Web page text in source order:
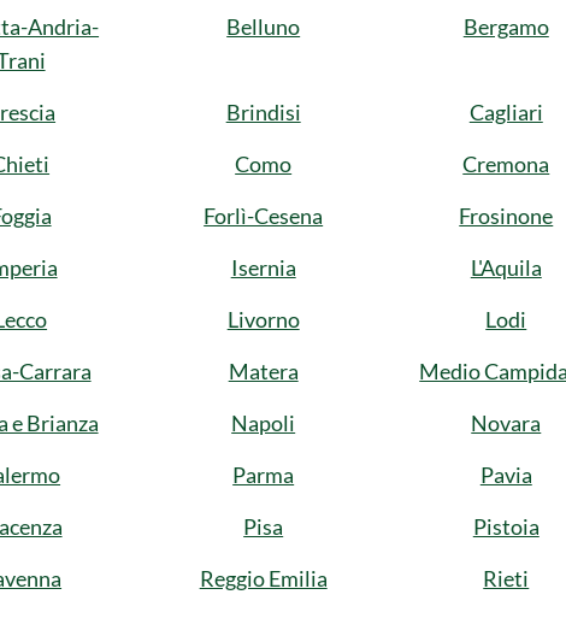
Andria-
Belluno Bergamo
Brindisi Cagliari
Como Cremona
Forlì-Cesena Frosinone
Isernia L'Aquila
Livorno Lodi
Carrara Matera Medio
e Brianza Napoli Novara
Parma Pavia
Pisa Pistoia
Reggio Emilia Rieti